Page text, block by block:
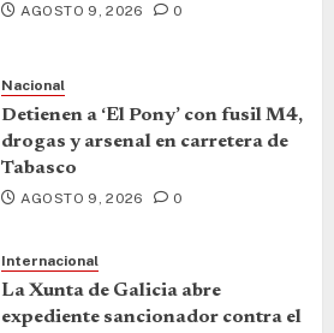
AGOSTO 9, 2026 0
Nacional
Detienen a ‘El Pony’ con fusil M4,
drogas y arsenal en carretera de
Tabasco
AGOSTO 9, 2026 0
Internacional
La Xunta de Galicia abre
expediente sancionador contra el